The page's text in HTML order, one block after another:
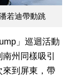
若迪帶動跳
」巡迴活動
州同樣吸引
到屏東，帶